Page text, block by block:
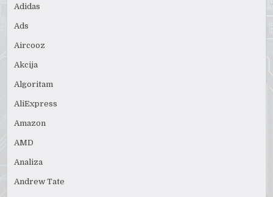
Adidas
Ads
Aircooz
Akcija
Algoritam
AliExpress
Amazon
AMD
Analiza
Andrew Tate